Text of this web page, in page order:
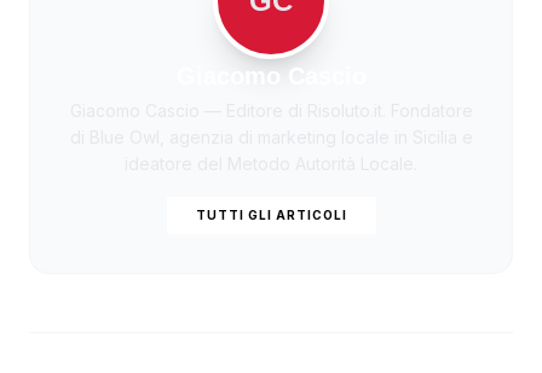
Giacomo Cascio
TUTTI GLI ARTICOLI